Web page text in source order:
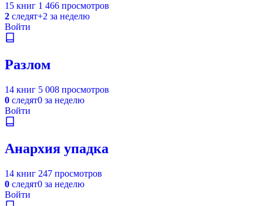
15 книг 1 466 просмотров
2 следят+2 за неделю
Войти
Разлом
14 книг 5 008 просмотров
0 следят0 за неделю
Войти
Анархия упадка
14 книг 247 просмотров
0 следят0 за неделю
Войти